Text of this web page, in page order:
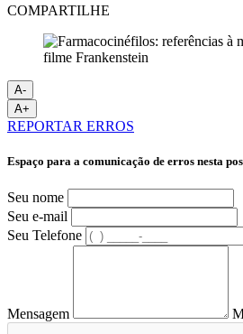
COMPARTILHE
A-
A+
REPORTAR ERROS
Espaço para a comunicação de erros nesta
Seu nome
Seu e-mail
Seu Telefone
Mensagem